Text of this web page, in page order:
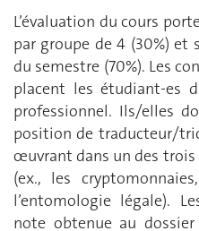
L’évaluation du cours
par groupe de 4 (30%)
du semestre (70%). Les
placent les étudiant-es
professionnel. Ils/elles
position de traducteur/
œuvrant dans un des trois
(ex., les
l’entomologie légale).
note obtenue au